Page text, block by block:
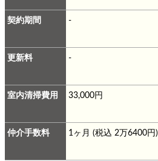
契約期間 -
更新料 -
室内清掃費用 33,000円
仲介手数料 1ヶ月 (税込 2万6400円)